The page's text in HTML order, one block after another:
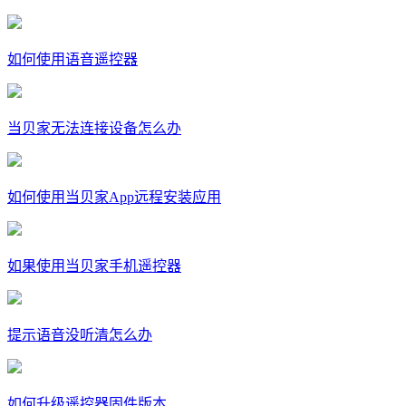
如何使用语音遥控器
当贝家无法连接设备怎么办
如何使用当贝家App远程安装应用
如果使用当贝家手机遥控器
提示语音没听清怎么办